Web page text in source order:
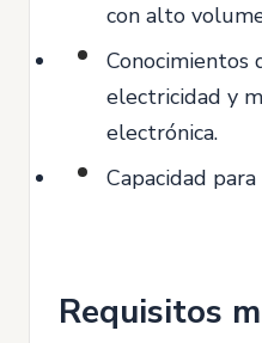
con alto
Conocimientos
electricidad y
electrónica.
Capacidad
Requisitos